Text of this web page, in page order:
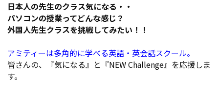
日本人の先生のクラス気になる・・
パソコンの授業ってどんな感じ？
外国人先生クラスを挑戦してみたい！！
アミティーは多角的に学べる英語・英会話スクール。
皆さんの、『気になる』と『NEW Challenge』を応援しま
す。